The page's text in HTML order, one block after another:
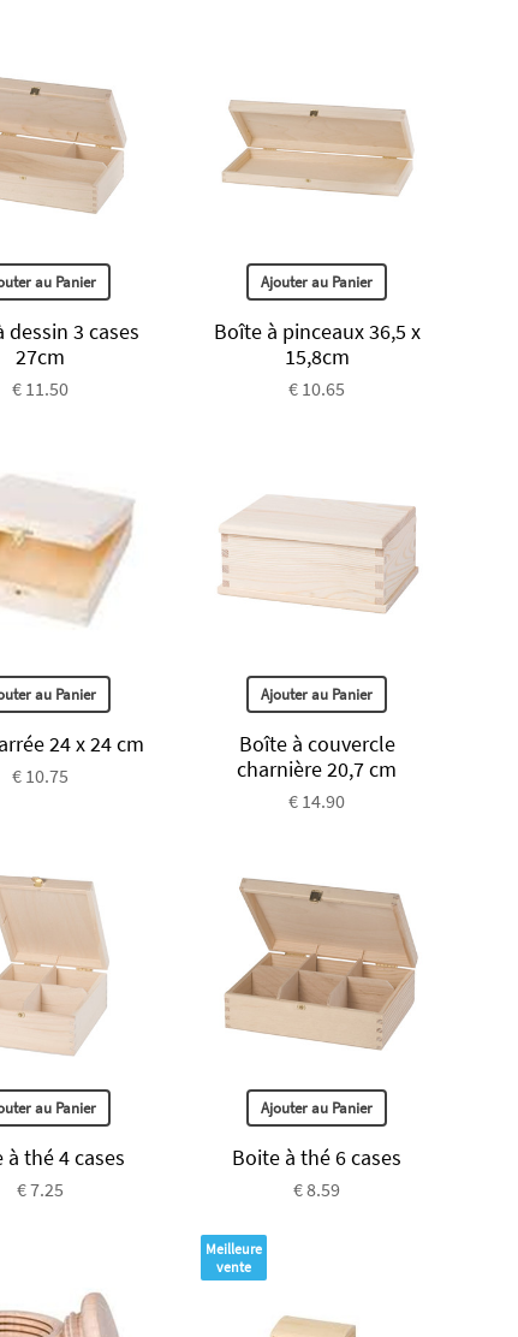
au Panier
dessin 3 cases
27cm
€ 11.50
Ajouter au Panier
Boîte à pinceaux 36,5 x
15,8cm
€ 10.65
au Panier
24 x 24 cm
€ 10.75
Ajouter au Panier
Boîte à couvercle
charnière 20,7 cm
€ 14.90
au Panier
à thé 4 cases
€ 7.25
Ajouter au Panier
Boite à thé 6 cases
€ 8.59
Meilleure
vente